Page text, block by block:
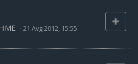
-21 Avg 2012, 15:55